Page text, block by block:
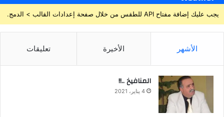
يجب عليك إضافة مفتاح API للطقس من خلال صفحة إعدادات القالب > الدمج.
الأشهر الأخيرة تعليقات
المنافيخ ..!!
4 يناير، 2021